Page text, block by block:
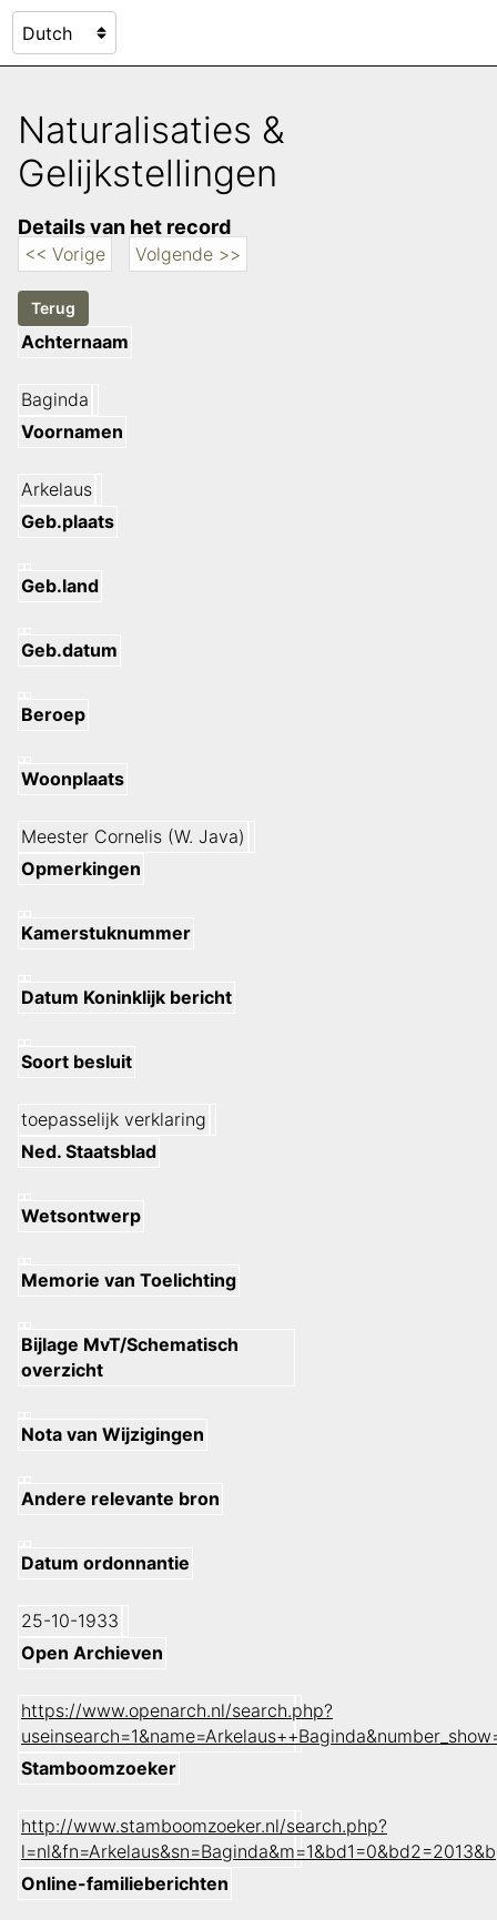
Naturalisaties &
Gelijkstellingen
Details van het record
<< Vorige Volgende >>
Achternaam
Baginda
Voornamen
Arkelaus
Geb.plaats
Geb.land
Geb.datum
Beroep
Woonplaats
Meester Cornelis (W. Java)
Opmerkingen
Kamerstuknummer
Datum Koninklijk bericht
Soort besluit
toepasselijk verklaring
Ned. Staatsblad
Wetsontwerp
Memorie van Toelichting
Bijlage MvT/Schematisch
overzicht
Nota van Wijzigingen
Andere relevante bron
Datum ordonnantie
25-10-1933
Open Archieven
https://www.openarch.nl/search.php?
Stamboomzoeker
http://www.stamboomzoeker.nl/search.php?
Online-familieberichten